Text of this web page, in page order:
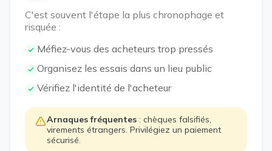
C'est souvent l'étape la plus chronophage et
risquée :
Méfiez-vous des acheteurs trop pressés
Organisez les essais dans un lieu public
Vérifiez l'identité de l'acheteur
Arnaques fréquentes : chèques falsifiés,
virements étrangers. Privilégiez un paiement
sécurisé.